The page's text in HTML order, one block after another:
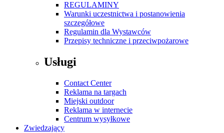
REGULAMINY
Warunki uczestnictwa i postanowienia
szczegółowe
Regulamin dla Wystawców
Przepisy techniczne i przeciwpożarowe
Usługi
Contact Center
Reklama na targach
Miejski outdoor
Reklama w internecie
Centrum wysyłkowe
Zwiedzający